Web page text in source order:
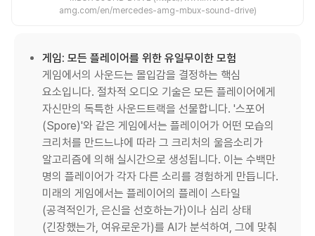
amg.com/en/mercedes-amg-mbux-sound-drive)
게임: 모든 플레이어를 위한 유일무이한 모험
게임에서의 사운드는 몰입감을 결정하는 핵심
요소입니다. 절차적 오디오 기술은 모든 플레이어에게
자신만의 독특한 사운드트랙을 선물합니다. '스포어
(Spore)'와 같은 게임에서는 플레이어가 어떤 모습의
크리처를 만드느냐에 따라 그 크리처의 울음소리가
알고리즘에 의해 실시간으로 생성됩니다. 이는 수백만
명의 플레이어가 각자 다른 소리를 경험하게 만듭니다.
미래의 게임에서는 플레이어의 플레이 스타일
(공격적인가, 은신을 선호하는가)이나 심리 상태
(긴장했는가, 여유로운가)를 AI가 분석하여, 그에 맞춰